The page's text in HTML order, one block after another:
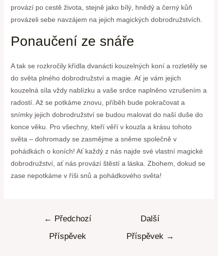
provází po cestě života, stejně jako bílý, hnědý a černý kůň
provázeli sebe navzájem na jejich magických dobrodružstvích.
Ponaučení ze snáře
A tak se rozkročily křídla dvanácti kouzelných koní a rozletěly se
do světa plného dobrodružství a magie. Ať je vám jejich
kouzelná síla vždy nablízku a vaše srdce naplněno vzrušením a
radostí. Až se potkáme znovu, příběh bude pokračovat a
snímky jejich dobrodružství se budou malovat do naší duše do
konce věku. Pro všechny, kteří věří v kouzla a krásu tohoto
světa – dohromady se zasmějme a sněme společně v
pohádkách o koních! Ať každý z nás najde své vlastní magické
dobrodružství, ať nás provází štěstí a láska. Zbohem, dokud se
zase nepotkáme v říši snů a pohádkového světa!
← Předchozí
Příspěvek
Další
Příspěvek →